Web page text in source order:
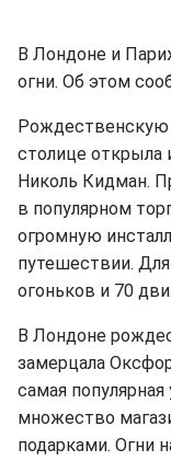
В Лондоне и
огни. Об этом
столице открыла
Николь Кидман.
в популярном
огромную
путешествии.
огоньков и 70
В Лондоне
замерцала
самая
множество
подарками. Огни